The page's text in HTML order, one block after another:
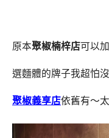
原本聚椒楠梓店可以
選麵體的牌子我超怕
聚椒義享店依舊有～